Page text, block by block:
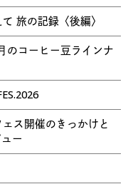
旅の記録〈後編〉
のコーヒー豆ラインナ
ス開催のきっかけと
ー